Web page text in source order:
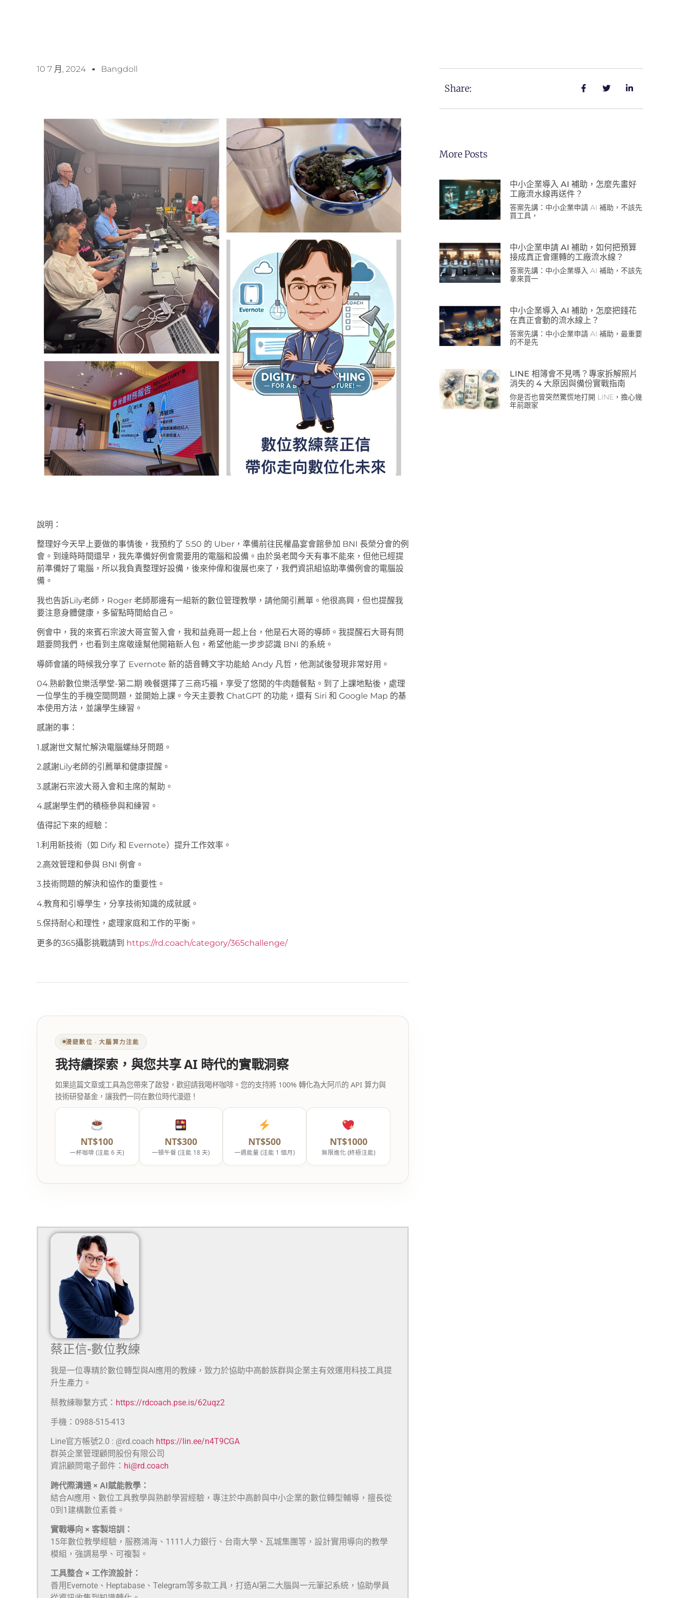
10 7 月, 2024 Bangdoll
說明：
整理好今天早上要做的事情後，我預約了 5:50 的 Uber，準備前往民權晶宴會館參加 BNI 長榮分會的例
會。到達時時間還早，我先準備好例會需要用的電腦和設備。由於吳老闆今天有事不能來，但他已經提
前準備好了電腦，所以我負責整理好設備，後來仲偉和復展也來了，我們資訊組協助準備例會的電腦設
備。
我也告訴Lily老師，Roger 老師那邊有一組新的數位管理教學，請他開引薦單。他很高興，但也提醒我
要注意身體健康，多留點時間給自己。
例會中，我的來賓石宗波大哥宣誓入會，我和益堯哥一起上台，他是石大哥的導師。我提醒石大哥有問
題要問我們，也看到主席敬達幫他開箱新人包，希望他能一步步認識 BNI 的系統。
導師會議的時候我分享了 Evernote 新的語音轉文字功能給 Andy 凡哲，他測試後發現非常好用。
04.熟齢數位樂活學堂-第二期 晚餐選擇了三商巧福，享受了悠閒的牛肉麵餐點。到了上課地點後，處理
一位學生的手機空間問題，並開始上課。今天主要教 ChatGPT 的功能，還有 Siri 和 Google Map 的基
本使用方法，並讓學生練習。
感謝的事：
1.感謝世文幫忙解決電腦螺絲牙問題。
2.感謝Lily老師的引薦單和健康提醒。
3.感謝石宗波大哥入會和主席的幫助。
4.感謝學生們的積極參與和練習。
值得記下來的經驗：
1.利用新技術（如 Dify 和 Evernote）提升工作效率。
2.高效管理和參與 BNI 例會。
3.技術問題的解決和協作的重要性。
4.教育和引導學生，分享技術知識的成就感。
5.保持耐心和理性，處理家庭和工作的平衡。
更多的365攝影挑戰請到 https://rd.coach/category/365challenge/
漫遊數位 ‧ 大腦算力注能
我持續探索，與您共享 AI 時代的實戰洞察
如果這篇文章或工具為您帶來了啟發，歡迎請我喝杯咖啡。您的支持將 100% 轉化為大阿爪的 API 算力與
技術研發基金，讓我們一同在數位時代漫遊！
NT$100
一杯咖啡 (注能 6 天)
NT$300
一頓午餐 (注能 18 天)
NT$500
一週能量 (注能 1 個月)
NT$1000
無限進化 (終極注能)
蔡正信-數位教練
我是一位專精於數位轉型與AI應用的教練，致力於協助中高齡族群與企業主有效運用科技工具提
升生產力。
蔡教練聯繫方式： https://rdcoach.pse.is/62uqz2
手機：0988-515-413
Line官方帳號2.0 : @rd.coach https://lin.ee/n4T9CGA
群英企業管理顧問股份有限公司
資訊顧問電子郵件： hi@rd.coach
跨代際溝通 × AI賦能教學：
結合AI應用、數位工具教學與熟齡學習經驗，專注於中高齡與中小企業的數位轉型輔導，擅長從
0到1建構數位素養。
實戰導向 × 客製培訓：
15年數位教學經驗，服務鴻海、1111人力銀行、台南大學、瓦城集團等，設計實用導向的教學
模組，強調易學、可複製。
工具整合 × 工作流設計：
善用Evernote、Heptabase、Telegram等多款工具，打造AI第二大腦與一元筆記系統，協助學員
Share:
More Posts
中小企業導入 AI 補助，怎麼先畫好
工廠流水線再送件？
答案先講：中小企業申請 AI 補助，不該先
買工具，
中小企業申請 AI 補助，如何把預算
接成真正會運轉的工廠流水線？
答案先講：中小企業導入 AI 補助，不該先
拿來買一
中小企業導入 AI 補助，怎麼把錢花
在真正會動的流水線上？
答案先講：中小企業申請 AI 補助，最重要
的不是先
LINE 相簿會不見嗎？專家拆解照片
消失的 4 大原因與備份實戰指南
你是否也曾突然驚慌地打開 LINE，擔心幾
年前跟家